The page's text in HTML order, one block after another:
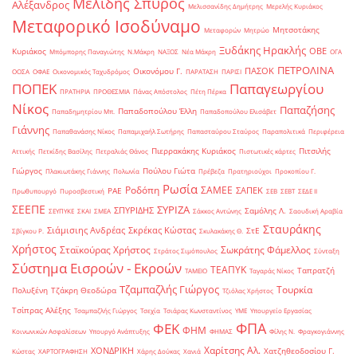
Αλέξανδρος Μελισσανίδης Δημήτρης Μερελής Κυριάκος
Μεταφορικό Ισοδύναμο Μεταφορών Μητρώο Μητσοτάκης
Κυριάκος Μπόμπορης Παναγιώτης Ν.Μάκρη ΝΑΞΟΣ Νέα Μάκρη Ξυδάκης Ηρακλής ΟΒΕ ΟΓΑ
ΟΟΣΑ ΟΦΑΕ Οικονομικός Ταχυδρόμος Οικονόμου Γ. ΠΑΡΑΤΑΣΗ ΠΑΡΙΣΙ ΠΑΣΟΚ ΠΕΤΡΟΛΙΝΑ
ΠΟΠΕΚ ΠΡΑΤΗΡΙΑ ΠΡΟΘΕΣΜΙΑ Πάνας Απόστολος Πέτη Πέρκα Παπαγεωργίου
Νίκος Παπαδημητρίου Μπ. Παπαδοπούλου Έλλη Παπαδοπούλου Ελισάβετ Παπαζήσης
Γιάννης Παπαθανάσης Νίκος Παπαμιχαήλ Σωτήρης Παπασταύρου Σταύρος Παραπολιτικά Περιφέρεια
Αττικής Πετκίδης Βασίλης Πετραλιάς Θάνος Πιερρακάκης Κυριάκος Πιστωτικές κάρτες Πιτσιλής
Γιώργος Πλακιωτάκης Γιάννης Πολωνία Πούλου Γιώτα Πρέβεζα Πρατηριούχοι Προκοπίου Γ.
Πρωθυπουργό Πυροσβεστική ΡΑΕ Ροδόπη Ρωσία ΣΑΜΕΕ ΣΑΠΕΚ ΣΕΒ ΣΕΒΤ ΣΕΔΕ ΙΙ
ΣΕΕΠΕ ΣΕΥΠΥΚΕ ΣΚΑΙ ΣΜΕΑ ΣΠΥΡΙΔΗΣ ΣΥΡΙΖΑ Σάκκος Αντώνης Σαμόλης Λ. Σαουδική Αραβία
Σβίγκου Ρ. Σιάμισιης Ανδρέας Σκρέκας Κώστας Σκυλακάκης Θ. ΣτΕ Σταυράκης
Χρήστος Σταϊκούρας Χρήστος Στράτος Σιμόπουλος Σωκράτης Φάμελλος Σύνταξη
Σύστημα Εισροών - Εκροών ΤΑΜΕΙΟ ΤΕΑΠΥΚ Ταγαράς Νίκος Ταπρατζή
Πολυξένη Τζάκρη Θεοδώρα Τζαμπαζλής Γιώργος Τζιόλας Χρήστος Τουρκία
Τσίπρας Αλέξης Τσαμπαζλής Γιώργος Τσεχία Τσιάρας Κωνσταντίνος ΥΜΕ Υπουργείο Εργασίας
Κοινωνικών Ασφαλίσεων Υπουργό Ανάπτυξης ΦΕΚ ΦΗΜ ΦΗΜΑΣ ΦΠΑ Φίλης Ν. Φραγκογιάννης
Κώστας ΧΑΡΤΟΓΡΑΦΗΣΗ ΧΟΝΔΡΙΚΗ Χάρης Δούκας Χανιά Χαρίτσης Αλ. Χατζηθεοδοσίου Γ.